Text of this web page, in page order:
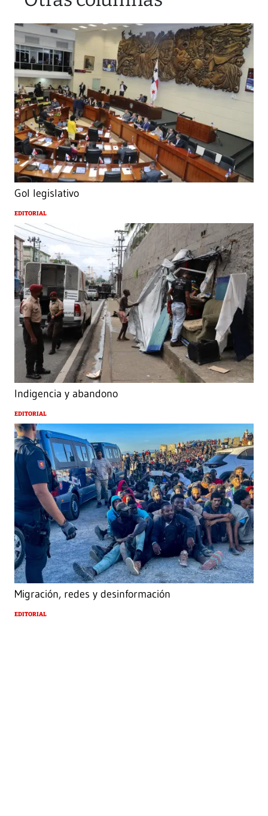
Gol legislativo
EDITORIAL
Indigencia y abandono
EDITORIAL
Migración, redes y desinformación
EDITORIAL